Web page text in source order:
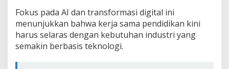
Fokus pada AI dan transformasi digital ini
menunjukkan bahwa kerja sama pendidikan kini
harus selaras dengan kebutuhan industri yang
semakin berbasis teknologi.